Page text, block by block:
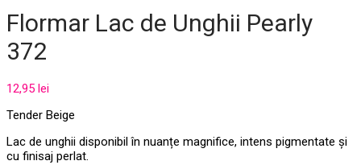
Flormar Lac de Unghii Pearly
372
12,95 lei
Tender Beige
Lac de unghii disponibil în nuanțe magnifice, intens pigmentate și
cu finisaj perlat.